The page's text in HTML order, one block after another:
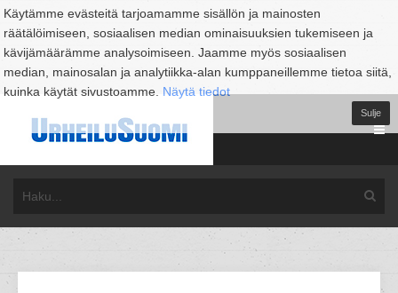
Käytämme evästeitä tarjoamamme sisällön ja mainosten
räätälöimiseen, sosiaalisen median ominaisuuksien tukemiseen ja
kävijämäärämme analysoimiseen. Jaamme myös sosiaalisen
median, mainosalan ja analytiikka-alan kumppaneillemme tietoa siitä,
kuinka käytät sivustoamme. Näytä tiedot
Sulje